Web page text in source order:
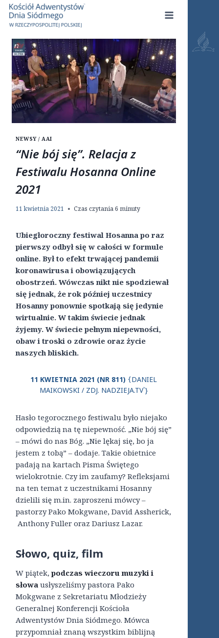
Przejdź
treści
NEWSY / AAI
“Nie bój się”. Relacja z
Festiwalu Hosanna Online
2021
11 kwietnia 2021 Czas czytania6 minuty
Ubiegłoroczny festiwal Hosanna po raz
pierwszy odbył się w całości w formule
online. Był to efekt trwającej pandemii
koronawirusa i obowiązujących
obostrzeń. Wówczas nikt nie spodziewał
się jednak, że rok później uczestnicy
Hosanny ponownie spotkają się jedynie
wirtualnie. W takim świecie jednak
żyjemy. W świecie pełnym niepewności,
obaw i troski o zdrowie oraz życie
naszych bliskich.
11 KWIETNIA 2021 (NR 811) { DANIEL
MAIKOWSKI / ZDJ. NADZIEJA.TV`}
Hasło tegorocznego festiwalu było niejako
odpowiedzią na tę niepewność. „Nie bój się”
– mówi do nas Bóg. „Nie lękaj się, bo ja
jestem z tobą” – dodaje. Takie obietnice
padają na kartach Pisma Świętego
wielokrotnie. Czy im zaufamy? Refleksjami
na ten temat z uczestnikami Hosanny
dzielili się m.in. zaproszeni mówcy –
pastorzy Pako Mokgwane, David Assherick,
Anthony Fuller oraz Dariusz Lazar.
Słowo, quiz, film
W piątek, podczas wieczoru muzyki i
słowa usłyszeliśmy pastora Pako
Mokgwane z Sekretariatu Młodzieży
Generalnej Konferencji Kościoła
Adwentystów Dnia Siódmego. Mówca
przypomniał znaną wszystkim biblijną